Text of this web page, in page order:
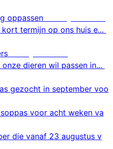
oppassen
termijn op ons huis e...
dieren wil passen in...
gezocht in september voo
voor acht weken va
die vanaf 23 augustus v